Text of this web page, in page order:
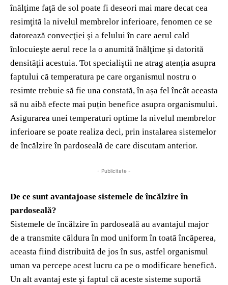
înălţime faţă de sol poate fi deseori mai mare decat cea
resimţită la nivelul membrelor inferioare, fenomen ce se
datorează convecţiei şi a felului în care aerul cald
înlocuieşte aerul rece la o anumită înălţime și datorită
densităţii acestuia. Tot specialiştii ne atrag atenția asupra
faptului că temperatura pe care organismul nostru o
resimte trebuie să fie una constată, în așa fel încât aceasta
să nu aibă efecte mai puțin benefice asupra organismului.
Asigurarea unei temperaturi optime la nivelul membrelor
inferioare se poate realiza deci, prin instalarea sistemelor
de încălzire în pardoseală de care discutam anterior.
- Publicitate -
De ce sunt avantajoase sistemele de încălzire în
pardoseală?
Sistemele de încălzire în pardoseală au avantajul major
de a transmite căldura în mod uniform în toată încăperea,
aceasta fiind distribuită de jos în sus, astfel organismul
uman va percepe acest lucru ca pe o modificare benefică.
Un alt avantaj este şi faptul că aceste sisteme suportă